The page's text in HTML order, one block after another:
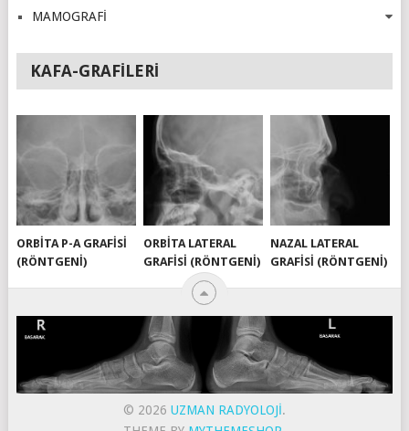
MAMOGRAFİ
KAFA-GRAFILERI
ORBITA P-A GRAFISI
(RÖNTGENI)
ORBITA LATERAL
GRAFISI (RÖNTGENI)
NAZAL LATERAL
GRAFISI (RÖNTGENI)
© 2026 UZMAN RADYOLOJI.